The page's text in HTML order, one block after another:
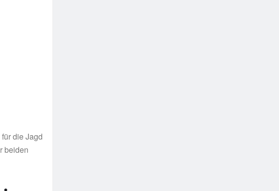
die Jagd
beiden